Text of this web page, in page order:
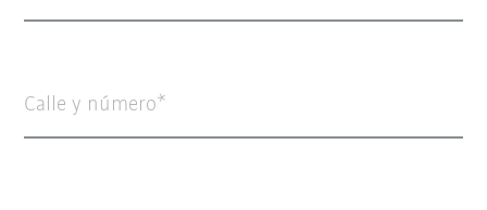
Calle y número